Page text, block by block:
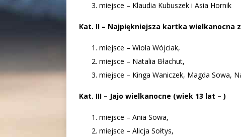
miejsce – Klaudia Kubuszek i Asia Hornik
Kat. II – Najpiękniejsza kartka wielkanocna
miejsce – Wiola Wójciak,
miejsce – Natalia Błachut,
miejsce – Kinga Waniczek, Magda Sowa,
Kat. III – Jajo wielkanocne (wiek 13 lat – )
miejsce – Ania Sowa,
miejsce – Alicja Sołtys,